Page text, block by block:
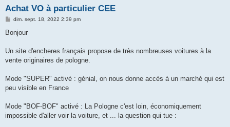
Achat VO à particulier CEE
M
s
g
dim. sept. 18, 2022 2:39 pm
Bonjour
Un site d'encheres français propose de très nombreuses voitures à la
vente originaires de pologne.
Mode "SUPER" activé : génial, on nous donne accès à un marché qui est
peu visible en France
Mode "BOF-BOF" activé : La Pologne c'est loin, économiquement
impossible d'aller voir la voiture, et ... la question qui tue :